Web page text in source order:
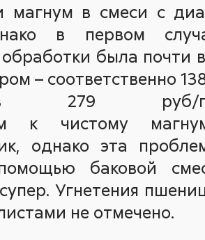
магнум в смеси с
в первом
была почти
– соответственно
279 руб/
к чистому
однако эта
баковой
Угнетения
не отмечено.